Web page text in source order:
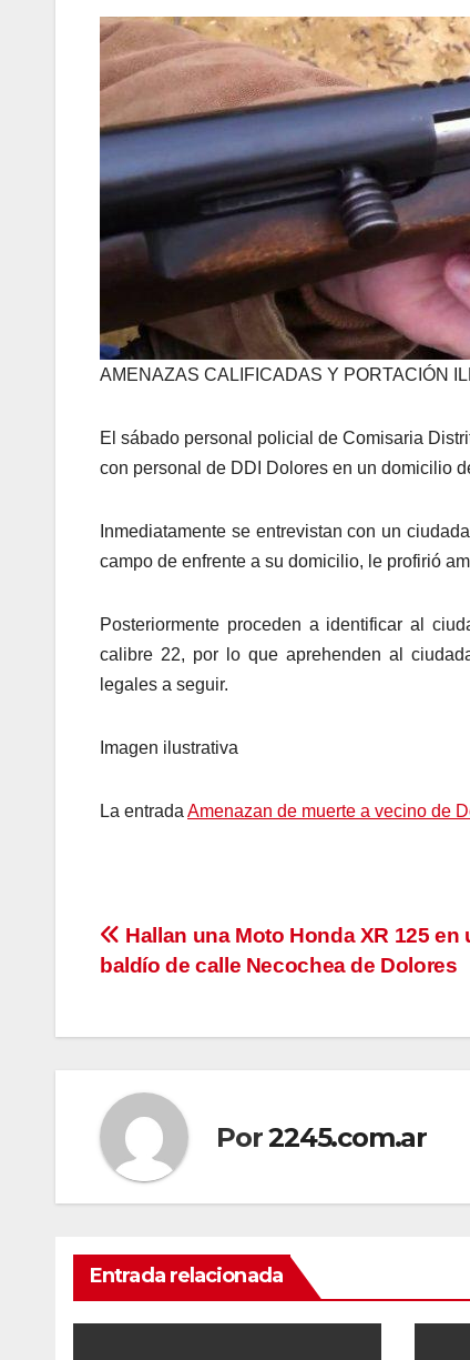
AMENAZAS CALIFICADAS Y PORTACIÓN
El sábado personal policial de Comisaria
con personal de DDI Dolores en un domicilio
Inmediatamente se entrevistan con un
campo de enfrente a su domicilio, le profirió
Posteriormente proceden a identificar al
calibre 22, por lo que aprehenden al
legales a seguir.
Imagen ilustrativa
La entrada Amenazan de muerte a vecino de
Navegación
entradas
Hallan una Moto Honda XR 125 en
baldío de calle Necochea de Dolores
Por2245.com.ar
Entrada relacionada